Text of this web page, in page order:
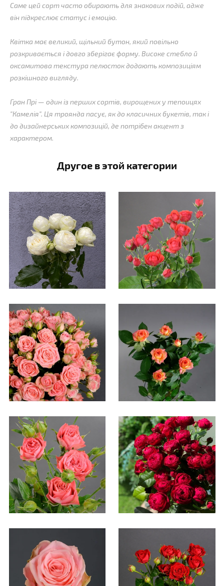
Саме цей сорт часто обирають для знакових подій, адже
він підкреслює статус і емоцію.
Квітка має великий, щільний бутон, який повільно
розкривається і довго зберігає форму. Високе стебло й
оксамитова текстура пелюсток додають композиціям
розкішного вигляду.
Гран Прі — один із перших сортів, вирощених у тепоицях
"Камелія". Ця троянда пасує, як до класичних букетів, так і
до дизайнерських композицій, де потрібен акцент з
характером.
Другое в этой категории